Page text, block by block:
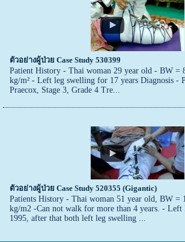
ตัวอย่างผู้ป่วย Case Study 530399
Patient History - Thai woman 29 year old - BW =
kg/m² - Left leg swelling for 17 years Diagnosis -
Praecox, Stage 3, Grade 4 Tre...
ตัวอย่างผู้ป่วย Case Study 520355 (Gigantic)
Patients History - Thai woman 51 year old, BW =
kg/m2 -Can not walk for more than 4 years. -
1995, after that both left leg swelling ...